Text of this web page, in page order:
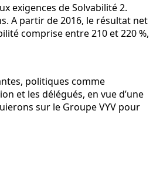
exigences de Solvabilité 2.
A partir de 2016, le résultat net
comprise entre 210 et 220 %,
politiques comme
et les délégués, en vue d’une
sur le Groupe VYV pour